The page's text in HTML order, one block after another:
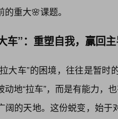
重大🌸课题。
车”：重塑自我，赢回
大车”的困境，往往是暂
动地“拉车”，而是有能力，
阔的天地。这份蜕变，始